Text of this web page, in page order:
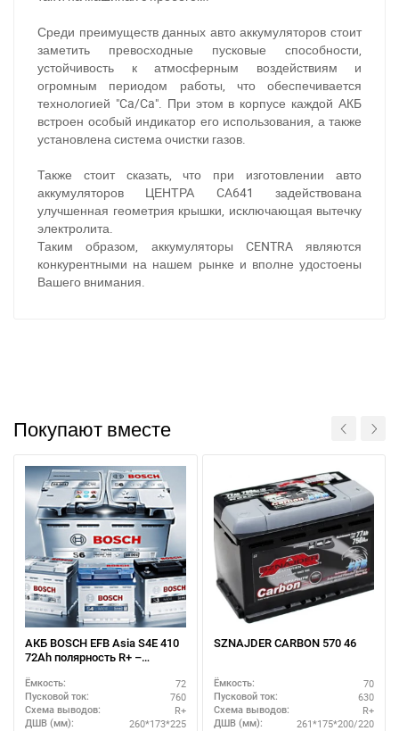
Среди преимуществ данных авто аккумуляторов стоит
заметить превосходные пусковые способности,
устойчивость к атмосферным воздействиям и
огромным периодом работы, что обеспечивается
технологией "Ca/Ca". При этом в корпусе каждой АКБ
встроен особый индикатор его использования, а также
установлена система очистки газов.
Также стоит сказать, что при изготовлении авто
аккумуляторов ЦЕНТРА CA641 задействована
улучшенная геометрия крышки, исключающая вытечку
электролита.
Таким образом, аккумуляторы CENTRA являются
конкурентными на нашем рынке и вполне удостоены
Вашего внимания.
Покупают вместе
АКБ BOSCH EFB Asia S4E 410
72Ah полярность R+ –
Ёмкость: 72
Пусковой ток: 760
Схема выводов: R+
ДШВ (мм): 260*173*225
SZNAJDER CARBON 570 46
Ёмкость: 70
Пусковой ток: 630
Схема выводов: R+
ДШВ (мм): 261*175*200/220
При отсутствии связи - пишите, звоните в Viber /
Telegram (093) 600-51-11